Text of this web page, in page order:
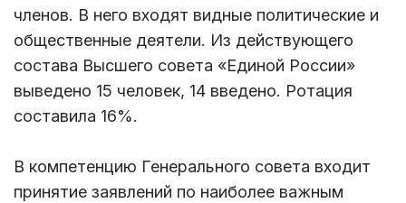
членов. В него входят видные политические и
общественные деятели. Из действующего
состава Высшего совета «Единой России»
выведено 15 человек, 14 введено. Ротация
составила 16%.
В компетенцию Генерального совета входит
принятие заявлений по наиболее важным